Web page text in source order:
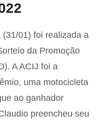
01) foi realizada a
da Promoção
A ACIJ foi a
uma motocicleta
ao ganhador
preencheu seu